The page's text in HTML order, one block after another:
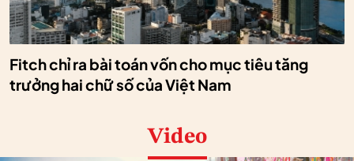
Fitch chỉ ra bài toán vốn cho mục tiêu tăng
trưởng hai chữ số của Việt Nam
Video